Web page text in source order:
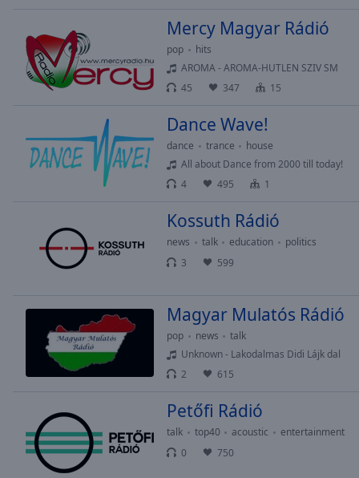
off,
selected
Picture-
Picture
window.
window.
Escape
close
Mercy Magyar Rádió
pop
hits
AROMA - AROMA-HUTLEN SZIV SM
45
347 15
Dance Wave!
dance trance
house
All about Dance from 2000 till today!
4
495 1
Kossuth Rádió
news talk education
politics
3
599
Magyar Mulatós Rádió
pop news
talk
Unknown - Lakodalmas Didi Lájk dal
2
615
Petőfi Rádió
talk top40 acoustic
entertainment
0
750